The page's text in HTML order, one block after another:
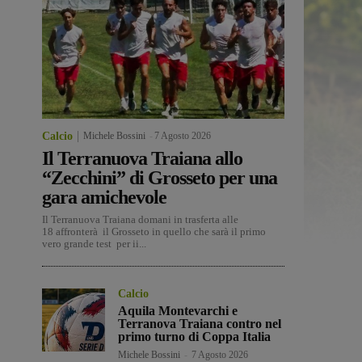
Calcio Michele Bossini 7 Agosto 2026
Il Terranuova Traiana allo
“Zecchini” di Grosseto per una
gara amichevole
Il Terranuova Traiana domani in trasferta alle
18 affronterà il Grosseto in quello che sarà il primo
vero grande test per ii...
Calcio
Aquila Montevarchi e
Terranova Traiana contro nel
primo turno di Coppa Italia
Michele Bossini 7 Agosto 2026